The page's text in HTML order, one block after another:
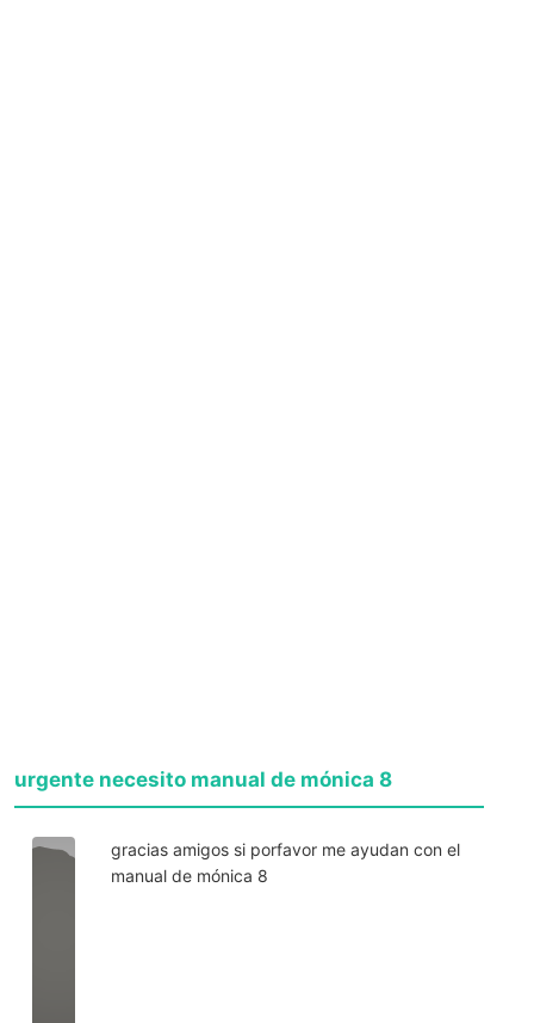
urgente necesito manual de mónica 8
gracias amigos si porfavor me ayudan con el
manual de mónica 8